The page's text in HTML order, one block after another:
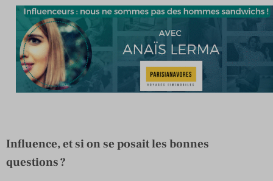
Influence, et si on se posait les bonnes
questions ?